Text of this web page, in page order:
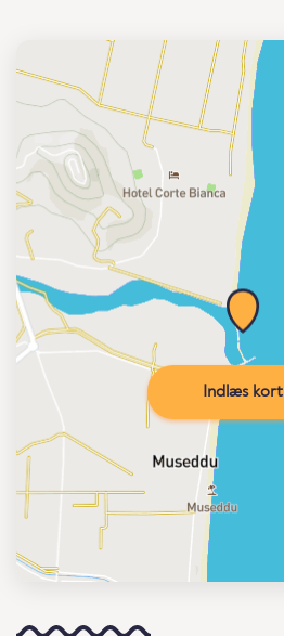
Indlæs kort